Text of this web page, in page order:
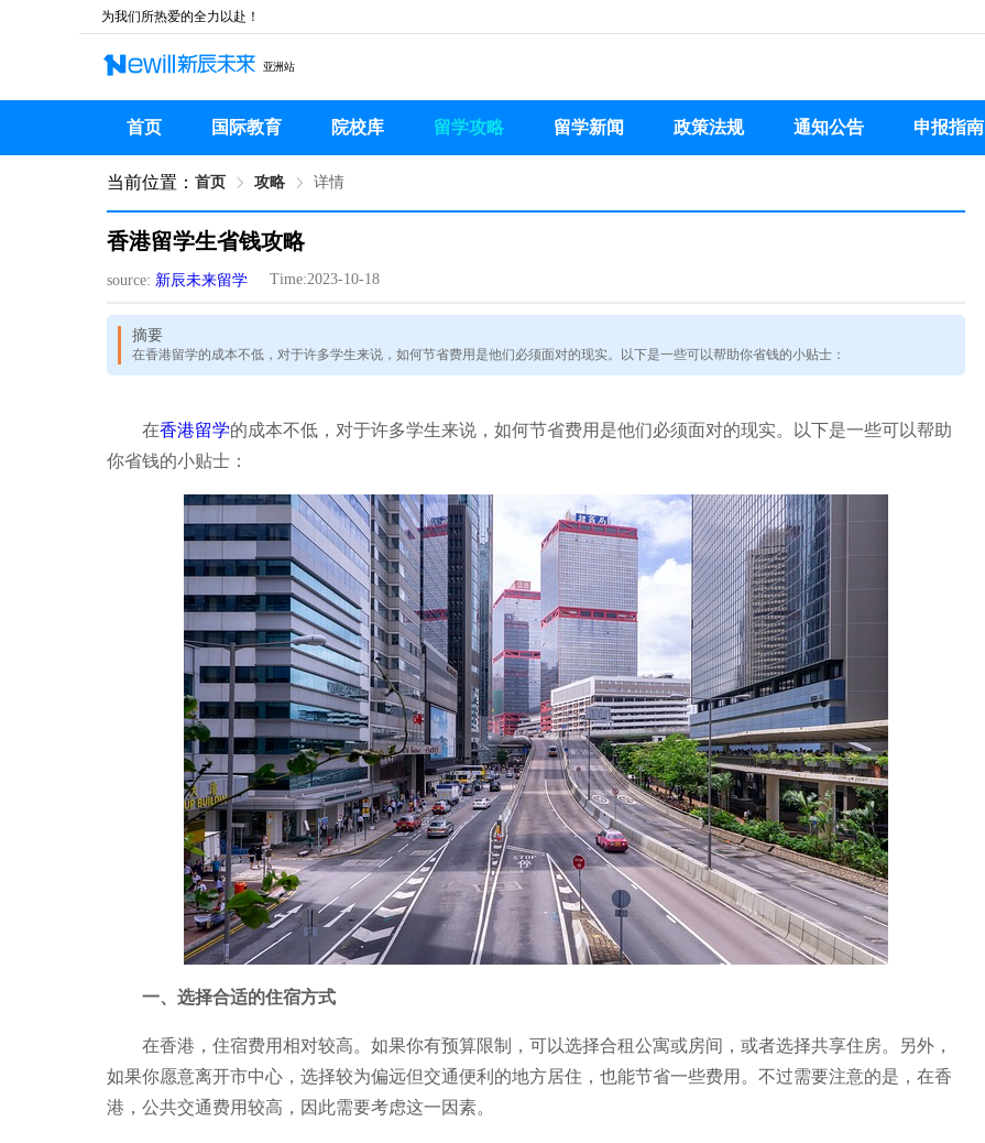
为我们所热爱的全力以赴！
亚洲站
首页 国际教育 院校库 留学攻略 留学新闻 政策法规 通知公告 申报指南
当前位置： 首页 攻略 详情
香港留学生省钱攻略
source: 新辰未来留学 Time:2023-10-18
摘要
在香港留学的成本不低，对于许多学生来说，如何节省费用是他们必须面对的现实。以下是一些可以帮助你省钱的小贴士：
在香港留学的成本不低，对于许多学生来说，如何节省费用是他们必须面对的现实。以下是一些可以帮助
你省钱的小贴士：
一、选择合适的住宿方式
在香港，住宿费用相对较高。如果你有预算限制，可以选择合租公寓或房间，或者选择共享住房。另外，
如果你愿意离开市中心，选择较为偏远但交通便利的地方居住，也能节省一些费用。不过需要注意的是，在香
港，公共交通费用较高，因此需要考虑这一因素。